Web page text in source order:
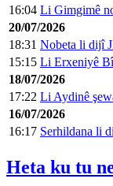
16:04 Li Gimgimê
20/07/2026
18:31 Nobeta li dijî
15:15 Li Erxeniyê
18/07/2026
17:22 Li Aydinê
16/07/2026
16:17 Serhildana li
Heta ku tu